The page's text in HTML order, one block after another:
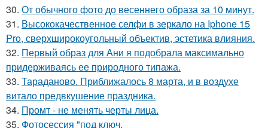
30. От обычного фото до весеннего образа за 10 минут.
31. Высококачественное селфи в зеркало на Iphone 15
Pro, сверхширокоугольный объектив, эстетика влияния.
32. Первый образ для Ани я подобрала максимально
придерживаясь ее природного типажа.
33. Тараданово. Приближалось 8 марта, и в воздухе
витало предвкушение праздника.
34. Промт - не менять черты лица.
35. Фотосессия "под ключ.